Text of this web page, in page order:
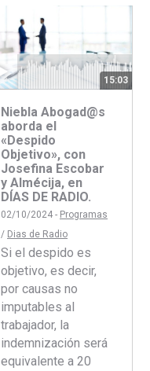
15:03
Niebla Abogad@s
aborda el
«Despido
Objetivo», con
Josefina Escobar
y Almécija, en
DÍAS DE RADIO.
02/10/2024 - Programas
/ Dias de Radio
Si el despido es
objetivo, es decir,
por causas no
imputables al
trabajador, la
indemnización será
equivalente a 20